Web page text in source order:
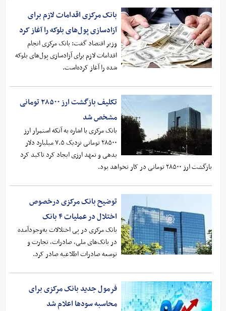
بانک مرکزی اقدامات لازم برای
آزادسازی پول‌های بلوکه را آغاز کرد
وزیر اقتصاد گفت: بانک مرکزی انجام
اقدامات لازم برای آزادسازی پول‌های بلوکه
شده را آغاز کرده‌است.
تکلیف بازگشت ارز ۲۸۵۰۰ تومانی
مشخص شد
بانک مرکزی با اشاره به آنکه استمرار ارز
۲۸۵۰۰ تومانی نزدیک ۷.۵ میلیارد دلار
بدهی و تعهد ارزی ایجاد کرد تاکید کرد
بازگشت ارز ۲۸۵۰۰ تومانی در کار نخواهد بود.
توضیح بانک مرکزی درخصوص
اختلال در عملیات ۴ بانک
بانک مرکزی در پی اختلالات به‌وجودآمده
در بانک‌های ملی، صادرات، تجارت و
توسعه صادرات اطلاعیه صادر کرد.
فرمول جدید بانک مرکزی برای
محاسبه سودها اعلام شد